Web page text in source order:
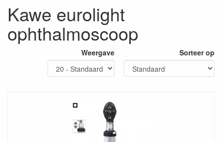
Kawe eurolight
ophthalmoscoop
Weergave Sorteer op